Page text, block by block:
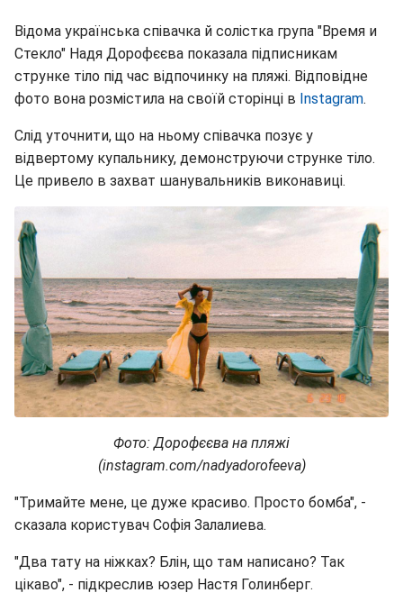
Відома українська співачка й солістка група "Время и
Стекло" Надя Дорофєєва показала підписникам
струнке тіло під час відпочинку на пляжі. Відповідне
фото вона розмістила на своїй сторінці в Instagram.
Слід уточнити, що на ньому співачка позує у
відвертому купальнику, демонструючи струнке тіло.
Це привело в захват шанувальників виконавиці.
Фото: Дорофєєва на пляжі
(instagram.com/nadyadorofeeva)
"Тримайте мене, це дуже красиво. Просто бомба", -
сказала користувач Софія Залалиева.
"Два тату на ніжках? Блін, що там написано? Так
цікаво", - підкреслив юзер Настя Голинберг.